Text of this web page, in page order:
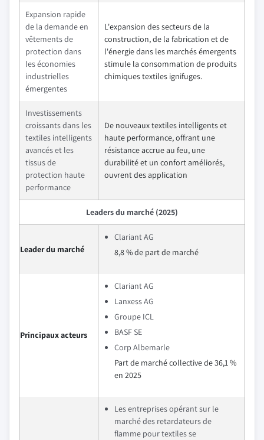
Expansion rapide
de la demande en
vêtements de
protection dans
les économies
industrielles
émergentes
L'expansion des secteurs de la
construction, de la fabrication et de
l'énergie dans les marchés émergents
stimule la consommation de produits
chimiques textiles ignifuges.
Investissements
croissants dans les
textiles intelligents
avancés et les
tissus de
protection haute
performance
De nouveaux textiles intelligents et
haute performance, offrant une
résistance accrue au feu, une
durabilité et un confort améliorés,
ouvrent des application
Leaders du marché (2025)
Leader du marché
Clariant AG
8,8 % de part de marché
Principaux acteurs
Clariant AG
Lanxess AG
Groupe ICL
BASF SE
Corp Albemarle
Part de marché collective de 36,1 %
en 2025
Les entreprises opérant sur le
marché des retardateurs de
flamme pour textiles se